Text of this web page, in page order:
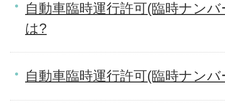
自動車臨時運行許可(臨時ナン
は?
自動車臨時運行許可(臨時ナン